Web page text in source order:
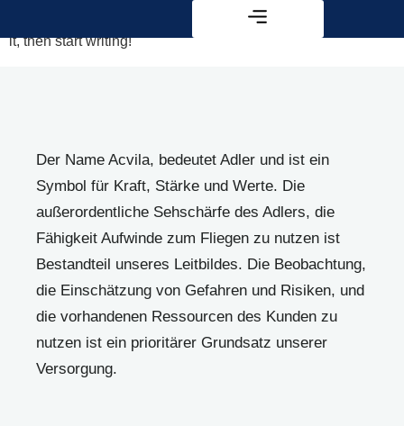
Welcome to WordPress. This is your first post. Edit or delete
it, then start writing!
Der Name Acvila, bedeutet Adler und ist ein
Symbol für Kraft, Stärke und Werte. Die
außerordentliche Sehschärfe des Adlers, die
Fähigkeit Aufwinde zum Fliegen zu nutzen ist
Bestandteil unseres Leitbildes. Die Beobachtung,
die Einschätzung von Gefahren und Risiken, und
die vorhandenen Ressourcen des Kunden zu
nutzen ist ein prioritärer Grundsatz unserer
Versorgung.